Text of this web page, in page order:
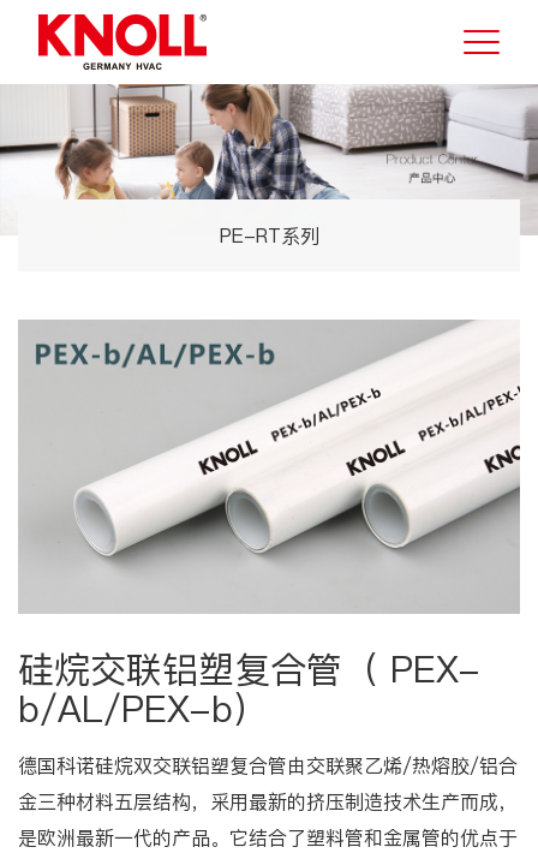
PE-RT系列
硅烷交联铝塑复合管（ PEX-
b/AL/PEX-b）
德国科诺硅烷双交联铝塑复合管由交联聚乙烯/热熔胶/铝合
金三种材料五层结构，采用最新的挤压制造技术生产而成，
是欧洲最新一代的产品。它结合了塑料管和金属管的优点于